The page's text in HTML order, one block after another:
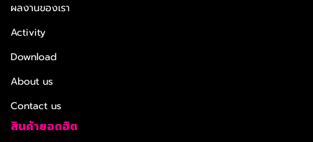
ผลงานของเรา
Activity
Download
About us
Contact us
สินค้ายอดฮิต